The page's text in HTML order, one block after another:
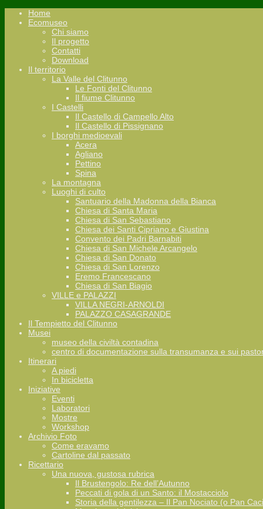
Home
Ecomuseo
Chi siamo
Il progetto
Contatti
Download
Il territorio
La Valle del Clitunno
Le Fonti del Clitunno
Il fiume Clitunno
I Castelli
Il Castello di Campello Alto
Il Castello di Pissignano
I borghi medioevali
Acera
Agliano
Pettino
Spina
La montagna
Luoghi di culto
Santuario della Madonna della Bianca
Chiesa di Santa Maria
Chiesa di San Sebastiano
Chiesa dei Santi Cipriano e Giustina
Convento dei Padri Barnabiti
Chiesa di San Michele Arcangelo
Chiesa di San Donato
Chiesa di San Lorenzo
Eremo Francescano
Chiesa di San Biagio
VILLE e PALAZZI
VILLA NEGRI-ARNOLDI
PALAZZO CASAGRANDE
Il Tempietto del Clitunno
Musei
museo della civiltà contadina
centro di documentazione sulla transumanza e sui
Itinerari
A piedi
In bicicletta
Iniziative
Eventi
Laboratori
Mostre
Workshop
Archivio Foto
Come eravamo
Cartoline dal passato
Ricettario
Una nuova, gustosa rubrica
Il Brustengolo: Re dell’Autunno
Peccati di gola di un Santo: il Mostacciolo
Storia della gentilezza – Il Pan Nociato (o Pan